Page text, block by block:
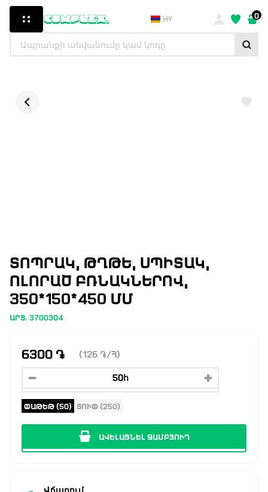
HY 0
ՏՈՊՐԱԿ, ԹՂԹԵ, ՍՊԻՏԱԿ,
ՈԼՈՐԱԾ ԲՌՆԱԿՆԵՐՈՎ,
350*150*450 ՄՄ
ԱՐՏ. 3700304
6300 ֏ (126 ֏ /Հ)
ՓԱԹԵԹ (50) ՏՈՒՓ (250)
ԱՎԵԼԱՑՆԵԼ ԶԱՄԲՅՈՒՂ
Վճարում